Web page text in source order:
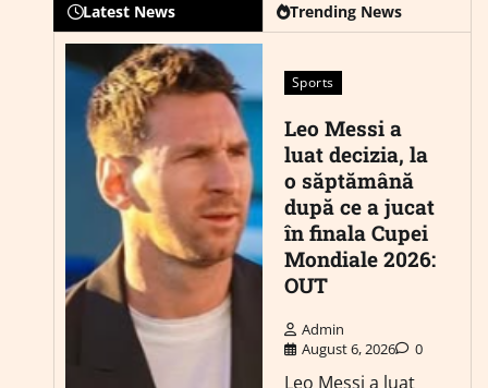
Latest News Trending News
Sports
Leo Messi a
luat decizia, la
o săptămână
după ce a jucat
în finala Cupei
Mondiale 2026:
OUT
Admin
August 6, 2026
0
Leo Messi a luat